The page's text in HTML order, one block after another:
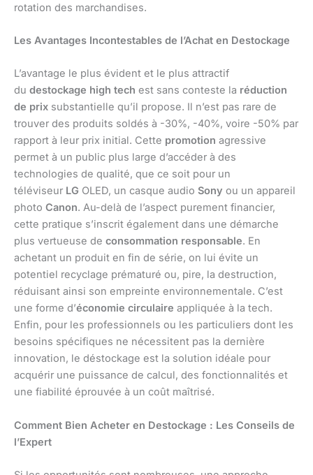
rotation des marchandises.
Les Avantages Incontestables de l’Achat en Destockage
L’avantage le plus évident et le plus attractif
du destockage high tech est sans conteste la réduction
de prix substantielle qu’il propose. Il n’est pas rare de
trouver des produits soldés à -30%, -40%, voire -50% par
rapport à leur prix initial. Cette promotion agressive
permet à un public plus large d’accéder à des
technologies de qualité, que ce soit pour un
téléviseur LG OLED, un casque audio Sony ou un appareil
photo Canon. Au-delà de l’aspect purement financier,
cette pratique s’inscrit également dans une démarche
plus vertueuse de consommation responsable. En
achetant un produit en fin de série, on lui évite un
potentiel recyclage prématuré ou, pire, la destruction,
réduisant ainsi son empreinte environnementale. C’est
une forme d’économie circulaire appliquée à la tech.
Enfin, pour les professionnels ou les particuliers dont les
besoins spécifiques ne nécessitent pas la dernière
innovation, le déstockage est la solution idéale pour
acquérir une puissance de calcul, des fonctionnalités et
une fiabilité éprouvée à un coût maîtrisé.
Comment Bien Acheter en Destockage : Les Conseils de
l’Expert